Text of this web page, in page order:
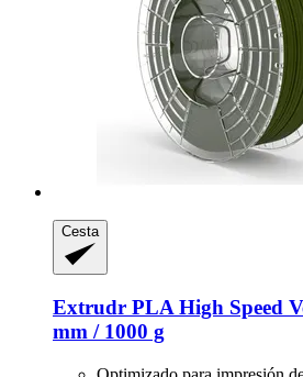
Cesta
Extrudr PLA High Speed
mm / 1000 g